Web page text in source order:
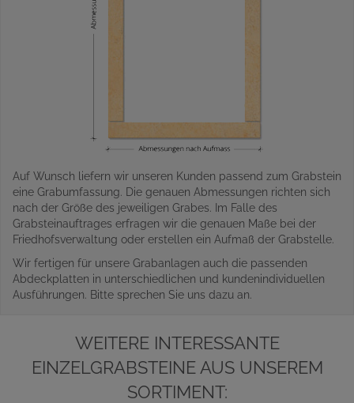
Auf Wunsch liefern wir unseren Kunden passend zum Grabstein
eine Grabumfassung. Die genauen Abmessungen richten sich
nach der Größe des jeweiligen Grabes. Im Falle des
Grabsteinauftrages erfragen wir die genauen Maße bei der
Friedhofsverwaltung oder erstellen ein Aufmaß der Grabstelle.
Wir fertigen für unsere Grabanlagen auch die passenden
Abdeckplatten in unterschiedlichen und kundenindividuellen
Ausführungen. Bitte sprechen Sie uns dazu an.
WEITERE INTERESSANTE
EINZELGRABSTEINE AUS UNSEREM
SORTIMENT: